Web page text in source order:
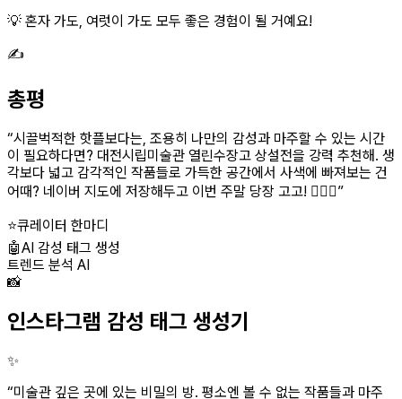
💡 혼자 가도, 여럿이 가도 모두 좋은 경험이 될 거예요!
✍️
총평
“시끌벅적한 핫플보다는, 조용히 나만의 감성과 마주할 수 있는 시간
이 필요하다면? 대전시립미술관 열린수장고 상설전을 강력 추천해. 생
각보다 넓고 감각적인 작품들로 가득한 공간에서 사색에 빠져보는 건
어때? 네이버 지도에 저장해두고 이번 주말 당장 고고! 🚶‍♀️✨”
⭐큐레이터 한마디
🤖AI 감성 태그 생성
트렌드 분석 AI
📸
인스타그램 감성 태그 생성기
✨
“미술관 깊은 곳에 있는 비밀의 방. 평소엔 볼 수 없는 작품들과 마주